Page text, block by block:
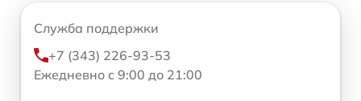
Служба поддержки
+7 (343) 226-93-53
Ежедневно с 9:00 до 21:00